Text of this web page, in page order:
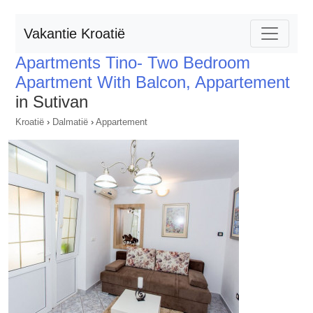
Vakantie Kroatië
Apartments Tino- Two Bedroom
Apartment With Balcon, Appartement
in Sutivan
Kroatië › Dalmatië › Appartement